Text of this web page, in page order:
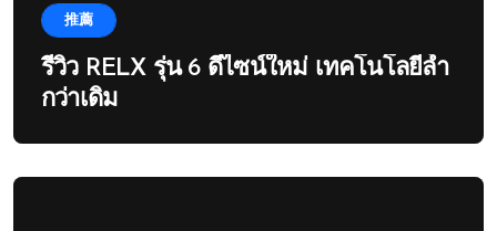
推薦
รีวิว RELX รุ่น 6 ดีไซน์ใหม่ เทคโนโลยีล้ำ
กว่าเดิม